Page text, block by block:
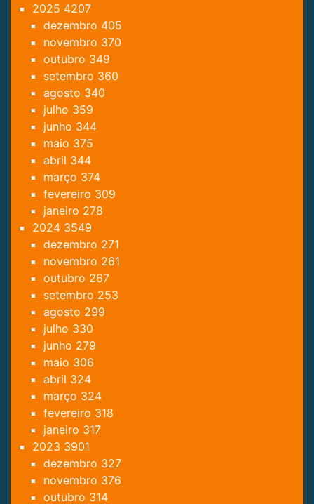
2025 4207
dezembro 405
novembro 370
outubro 349
setembro 360
agosto 340
julho 359
junho 344
maio 375
abril 344
março 374
fevereiro 309
janeiro 278
2024 3549
dezembro 271
novembro 261
outubro 267
setembro 253
agosto 299
julho 330
junho 279
maio 306
abril 324
março 324
fevereiro 318
janeiro 317
2023 3901
dezembro 327
novembro 376
outubro 314